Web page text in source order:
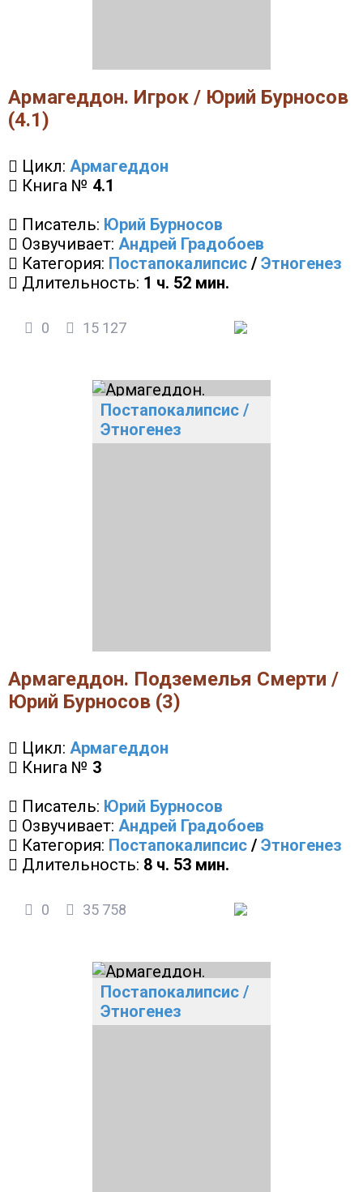
Армагеддон. Игрок / Юрий Бурносов
(4.1)
Цикл: Армагеддон
Книга № 4.1
Писатель: Юрий Бурносов
Озвучивает: Андрей Градобоев
Категория: Постапокалипсис / Этногенез
Длительность: 1 ч. 52 мин.
0 15 127
Постапокалипсис /
Этногенез
Армагеддон. Подземелья Смерти /
Юрий Бурносов (3)
Цикл: Армагеддон
Книга № 3
Писатель: Юрий Бурносов
Озвучивает: Андрей Градобоев
Категория: Постапокалипсис / Этногенез
Длительность: 8 ч. 53 мин.
0 35 758
Постапокалипсис /
Этногенез